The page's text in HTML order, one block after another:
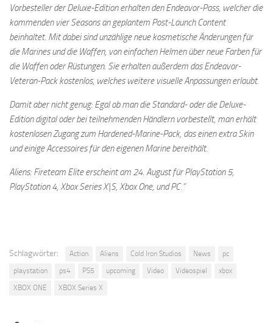
Vorbesteller der Deluxe-Edition erhalten den Endeavor-Pass, welcher die
kommenden vier Seasons an geplantem Post-Launch Content
beinhaltet. Mit dabei sind unzählige neue kosmetische Änderungen für
die Marines und die Waffen, von einfachen Helmen über neue Farben für
die Waffen oder Rüstungen. Sie erhalten außerdem das Endeavor-
Veteran-Pack kostenlos, welches weitere visuelle Anpassungen erlaubt.
Damit aber nicht genug: Egal ob man die Standard- oder die Deluxe-
Edition digital oder bei teilnehmenden Händlern vorbestellt, man erhält
kostenlosen Zugang zum Hardened-Marine-Pack, das einen extra Skin
und einige Accessoires für den eigenen Marine bereithält.
Aliens: Fireteam Elite erscheint am 24. August für PlayStation 5,
PlayStation 4, Xbox Series X|S, Xbox One, und PC.“
Schlagwörter: Action Aliens Cold Iron Studios News
pc
playstation
ps4 PS5 upcoming Video Videospiel
xbox
XBOX ONE
XBOX Series X